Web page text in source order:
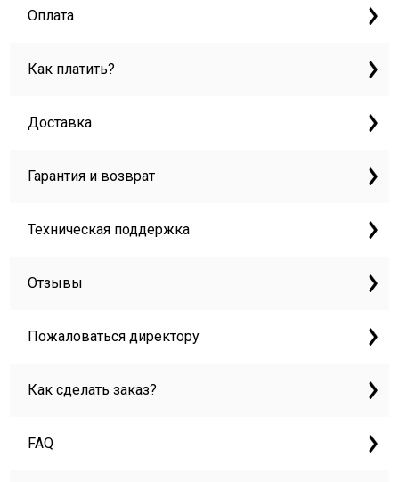
Оплата
Как платить?
Доставка
Гарантия и возврат
Техническая поддержка
Отзывы
Пожаловаться директору
Как сделать заказ?
FAQ